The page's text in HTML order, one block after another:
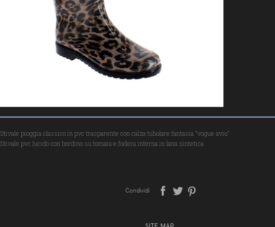
Stivale pioggia classico in pvc trasparente con calza tubolare fantasia "vogue avio"
Stivale pvc lucido con bordino su tomaia e fodera interna in lana sintetica
Condividi